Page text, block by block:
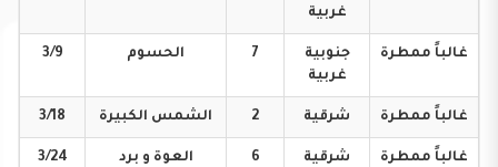
غربية
غالباً ممطرة
جنوبية
غربية
7 الحسوم 3/9
غالباً ممطرة شرقية 2 الشمس الكبيرة 3/18
غالباً ممطرة شرقية 6
العوة و برد
3/24